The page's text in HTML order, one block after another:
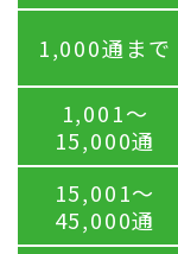
1,000通まで
1,001〜
15,000通
15,001〜
45,000通